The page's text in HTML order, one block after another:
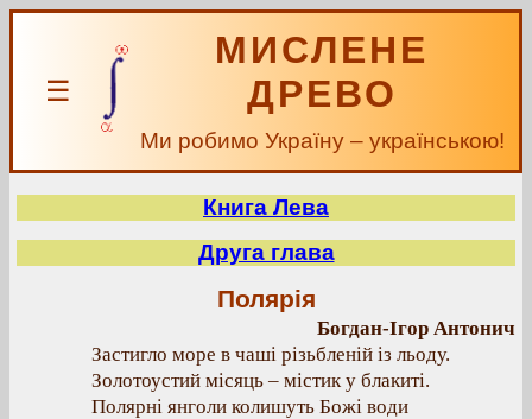
☰
МИСЛЕНЕ
ДРЕВО
Ми робимо Україну – українською!
Книга Лева
Друга глава
Полярія
Богдан-Ігор Антонич
Застигло море в чаші різьбленій із льоду.
Золотоустий місяць – містик у блакиті.
Полярні янголи колишуть Божі води